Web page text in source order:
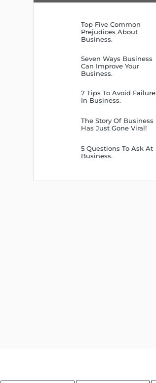
Top Five Common
Prejudices About
Business.
Seven Ways Business
Can Improve Your
Business.
7 Tips To Avoid Failure
In Business.
The Story Of Business
Has Just Gone Viral!
5 Questions To Ask At
Business.